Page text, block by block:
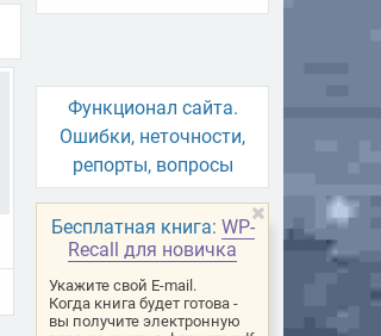
Функционал сайта.
Ошибки, неточности,
репорты, вопросы
Бесплатная книга: WP-
Recall для новичка
Укажите свой E-mail.
Когда книга будет готова -
вы получите электронную